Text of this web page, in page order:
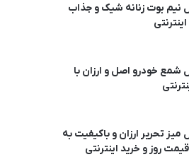
نیم بوت زنانه شیک و جذاب
شمع خودرو اصل و ارزان با
میز تحریر ارزان و باکیفیت به
روز و خرید اینترنتی